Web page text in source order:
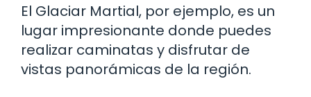
El Glaciar Martial, por ejemplo, es un
lugar impresionante donde puedes
realizar caminatas y disfrutar de
vistas panorámicas de la región.